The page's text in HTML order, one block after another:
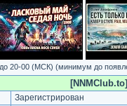
20-00 (МСК) (минимум до
Зарегистрирован